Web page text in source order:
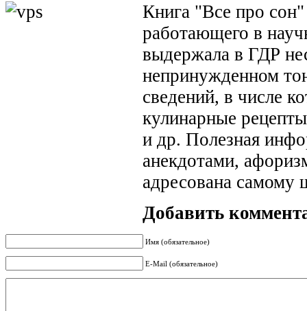
Книга "Все про
работающего в
выдержала в ГДР
непринужденном
сведений, в числе
кулинарные
и др. Полезная
анекдотами,
адресована самому
Добавить
Имя (обязательное)
E-Mail (обязательное)